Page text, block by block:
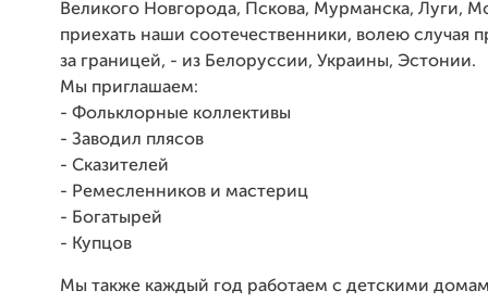
Великого Новгорода, Пскова, Мурманска, Луги,
приехать наши соотечественники, волею случая
за границей, - из Белоруссии, Украины, Эстонии.
Мы приглашаем:
- Фольклорные коллективы
- Заводил плясов
- Сказителей
- Ремесленников и мастериц
- Богатырей
- Купцов
Мы также каждый год работаем с детскими